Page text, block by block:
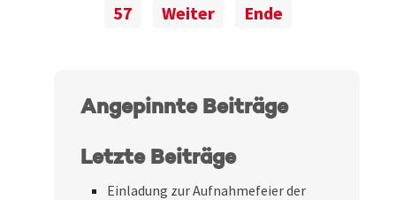
57
Weiter Ende
Angepinnte Beiträge
Letzte Beiträge
Einladung zur Aufnahmefeier der